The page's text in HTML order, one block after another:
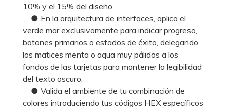
10% y el 15% del diseño.
● En la arquitectura de interfaces, aplica el
verde mar exclusivamente para indicar progreso,
botones primarios o estados de éxito, delegando
los matices menta o aqua muy pálidos a los
fondos de las tarjetas para mantener la legibilidad
del texto oscuro.
● Valida el ambiente de tu combinación de
colores introduciendo tus códigos HEX específicos